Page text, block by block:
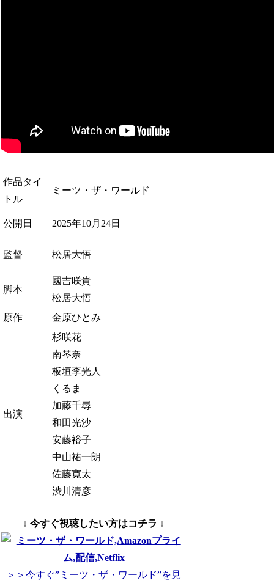
作品タイ
トル
ミーツ・ザ・ワールド
公開日 2025年10月24日
監督 松居大悟
脚本
國吉咲貴
松居大悟
原作
金原ひとみ
出演
杉咲花
南琴奈
板垣李光人
くるま
加藤千尋
和田光沙
安藤裕子
中山祐一朗
佐藤寛太
渋川清彦
↓ 今すぐ視聴したい方はコチラ ↓
＞＞今すぐ”ミーツ・ザ・ワールド”を見